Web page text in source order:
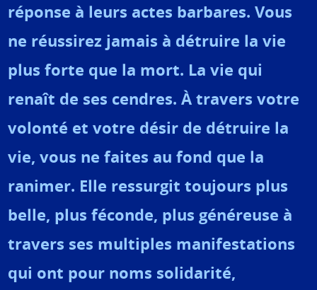
réponse à leurs actes barbares. Vous
ne réussirez jamais à détruire la vie
plus forte que la mort. La vie qui
renaît de ses cendres. À travers votre
volonté et votre désir de détruire la
vie, vous ne faites au fond que la
ranimer. Elle ressurgit toujours plus
belle, plus féconde, plus généreuse à
travers ses multiples manifestations
qui ont pour noms solidarité,